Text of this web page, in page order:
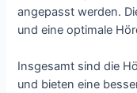
angepasst werden.
und eine optimale
Insgesamt sind die
und bieten eine